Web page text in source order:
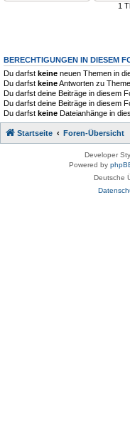
1
BERECHTIGUNGEN IN DIESEM
Du darfst keine neuen Themen in
Du darfst keineAntworten zu
Du darfst deine Beiträge in diesem
Du darfst deine Beiträge in diesem
Du darfst keine Dateianhänge in
Startseite Foren-Übersicht
Developer
Powered by
Deutsche